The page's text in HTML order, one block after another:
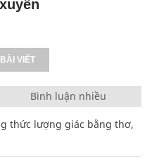
VIẾT
Bình luận nhiều
thức lượng giác bằng thơ,